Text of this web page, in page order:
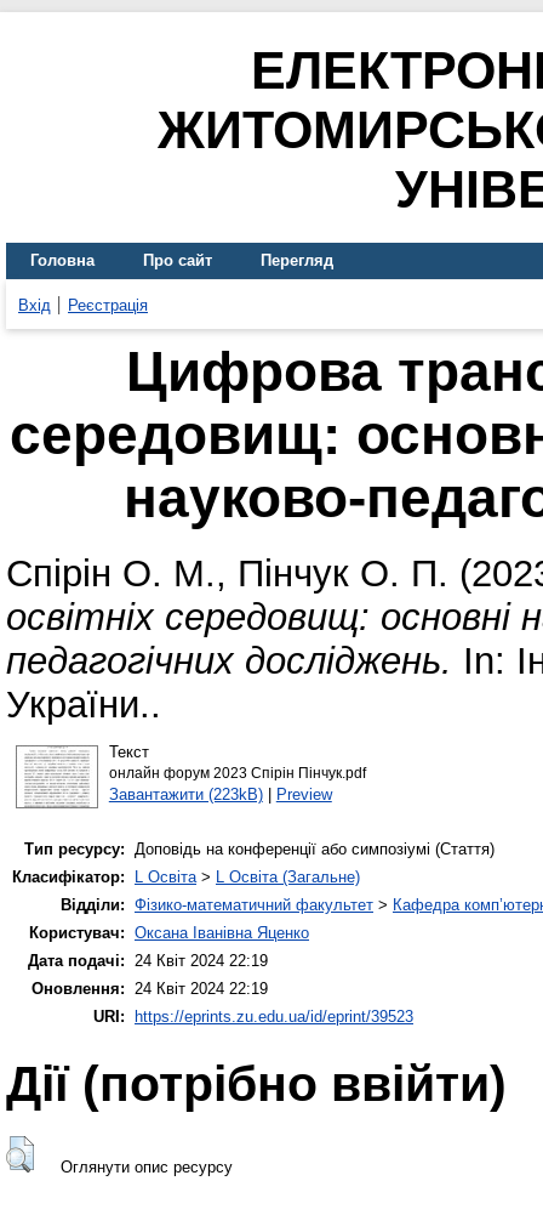
Головна Про сайт Перегляд
Вхід Реєстрація
Цифрова
середовищ:
науково-
Спірін О. М., Пінчук О. П.
освітніх середовищ:
педагогічних досліджень. In:
України..
Текст
онлайн форум 2023 Спірін Пінчук.pdf
Завантажити (223kB)| Preview
Тип ресурсу: Доповідь на конференції або симпозіумі (Стаття)
Класифікатор:
L Освіта> L Освіта (Загальне)
Відділи: Фізико-математичний факультет > Кафедра
Користувач: Оксана Іванівна Яценко
Дата подачі: 24 Квіт 2024 22:19
Оновлення: 24 Квіт 2024 22:19
URI:
https://eprints.zu.edu.ua/id/eprint/39523
Дії ​​(потрібно ввійти)
Оглянути опис ресурсу